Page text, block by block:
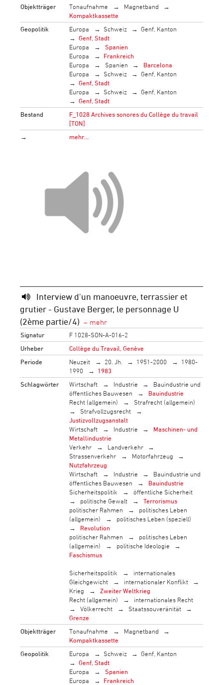
Objektträger Tonaufnahme
Magnetband
Kompaktkassette
Geopolitik
Europa Schweiz
Genf, Kanton
Genf, Stadt
Europa
Spanien
Europa
Frankreich
Europa
Spanien
Barcelona
Europa
Schweiz
Genf, Kanton
Genf, Stadt
Europa
Schweiz
Genf, Kanton
Genf, Stadt
Bestand
F_1028 Archives sonores du Collège du travail
[TON]
→
mehr…
Interview d'un manoeuvre, terrassier et
grutier - Gustave Berger, le personnage U
(2ème partie/4)
Signatur
F 1028-SON-A-016-2
Urheber
Collège du Travail, Genève
Periode
Neuzeit 20. Jh. 1951-2000
1980-
1990
1983
Schlagwörter
Wirtschaft Industrie
Bauindustrie und
öffentliches Bauwesen
Bauindustrie
Recht (allgemein)
Strafrecht (allgemein)
Strafvollzugsrecht
Justizvollzugsanstalt
Wirtschaft
Industrie
Maschinen- und
Metallindustrie
Verkehr
Landverkehr
Strassenverkehr
Motorfahrzeug
Nutzfahrzeug
Wirtschaft
Industrie
Bauindustrie und
öffentliches Bauwesen
Bauindustrie
Sicherheitspolitik
öffentliche Sicherheit
politische Gewalt
Terrorismus
politischer Rahmen
politisches Leben
(allgemein)
politisches Leben (speziell)
Revolution
politischer Rahmen
politisches Leben
(allgemein)
politische Ideologie
Faschismus
Sicherheitspolitik
internationales
Gleichgewicht
internationaler Konflikt
Krieg
Zweiter Weltkrieg
Recht (allgemein)
internationales Recht
Völkerrecht
Staatssouveränität
Grenze
Objektträger
Tonaufnahme
Magnetband
Kompaktkassette
Geopolitik
Europa Schweiz
Genf, Kanton
Genf, Stadt
Europa
Spanien
Europa
Frankreich